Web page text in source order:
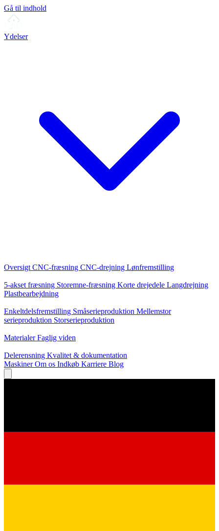
Gå til indhold
Ydelser
Oversigt CNC-fræsning CNC-drejning Lønfremstilling
5-akset fræsning Storemne-fræsning Korte drejedele Langdrejning
Plastbearbejdning
Enkeltdelsfremstilling Småserieproduktion Mellemstor
serieproduktion Storserieproduktion
MaterialerFaglig viden
Delerensning Kvalitet & dokumentation
MaskinerOm os Indkøb Karriere Blog